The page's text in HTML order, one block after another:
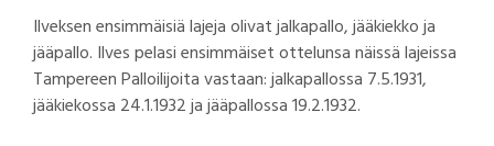
Ilveksen ensimmäisiä lajeja olivat jalkapallo, jääkiekko ja
jääpallo. Ilves pelasi ensimmäiset ottelunsa näissä lajeissa
Tampereen Palloilijoita vastaan: jalkapallossa 7.5.1931,
jääkiekossa 24.1.1932 ja jääpallossa 19.2.1932.